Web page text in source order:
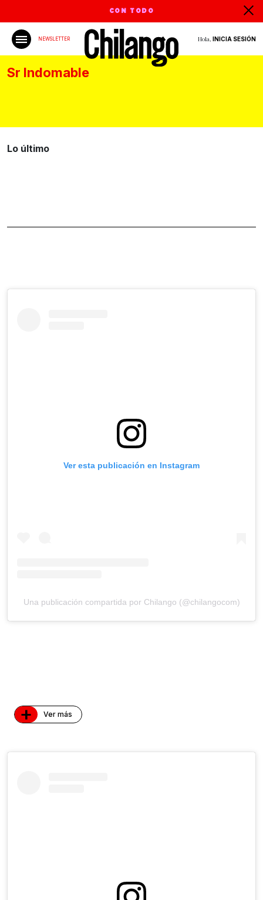
CON TODO
NEWSLETTER Hola, INICIA SESIÓN
Sr Indomable
Lo último
Ver esta publicación en Instagram
Una publicación compartida por Chilango (@chilangocom)
+ Ver más